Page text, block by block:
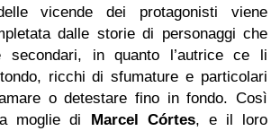
vicende dei protagonisti viene
dalle storie di personaggi che
secondari, in quanto l’autrice ce li
ricchi di sfumature e particolari
o detestare fino in fondo. Così
moglie di Marcel Córtes, e il loro